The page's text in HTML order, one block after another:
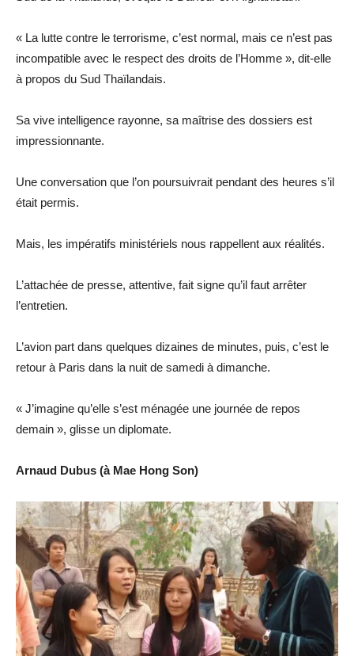
« La lutte contre le terrorisme, c’est normal, mais ce n’est pas
incompatible avec le respect des droits de l’Homme », dit-elle
à propos du Sud Thaïlandais.
Sa vive intelligence rayonne, sa maîtrise des dossiers est
impressionnante.
Une conversation que l’on poursuivrait pendant des heures s’il
était permis.
Mais, les impératifs ministériels nous rappellent aux réalités.
L’attachée de presse, attentive, fait signe qu’il faut arrêter
l’entretien.
L’avion part dans quelques dizaines de minutes, puis, c’est le
retour à Paris dans la nuit de samedi à dimanche.
« J’imagine qu’elle s’est ménagée une journée de repos
demain », glisse un diplomate.
Arnaud Dubus (à Mae Hong Son)